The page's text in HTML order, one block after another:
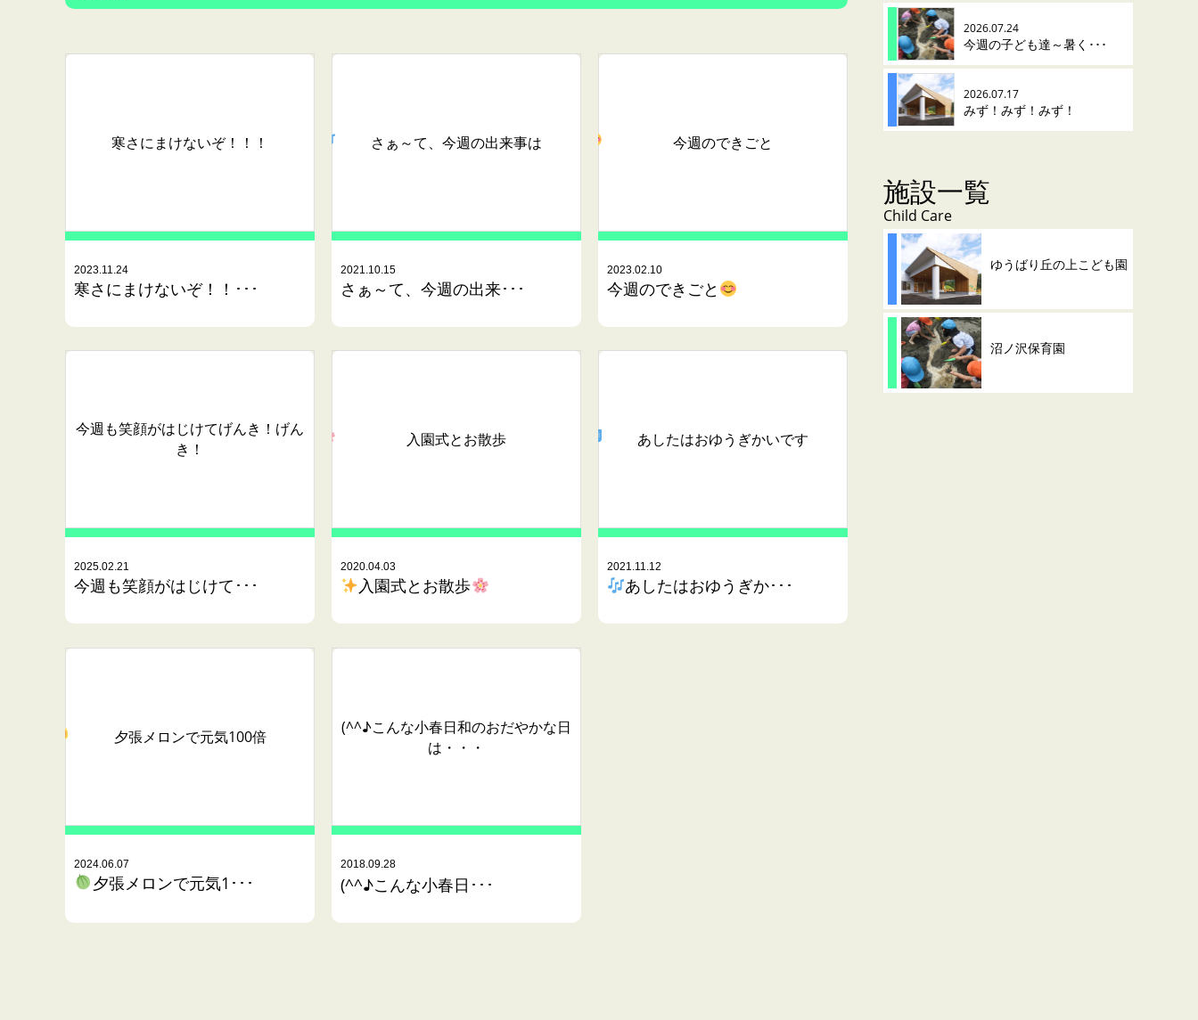
寒さにまけないぞ！！！
2023.11.24
寒さにまけないぞ！！･･･
さぁ～て、今週の出来事は
2021.10.15
さぁ～て、今週の出来･･･
今週のできごと
2023.02.10
今週のできごと
今週も笑顔がはじけてげんき！げん
き！
2025.02.21
今週も笑顔がはじけて･･･
入園式とお散歩
2020.04.03
入園式とお散歩
あしたはおゆうぎかいです
2021.11.12
あしたはおゆうぎか･･･
夕張メロンで元気100倍
2024.06.07
夕張メロンで元気1･･･
(^^♪こんな小春日和のおだやかな日
は・・・
2018.09.28
(^^♪こんな小春日･･･
2026.07.24
今週の子ども達～暑く･･･
2026.07.17
みず！みず！みず！
施設一覧
Child Care
ゆうばり丘の上こども園
沼ノ沢保育園